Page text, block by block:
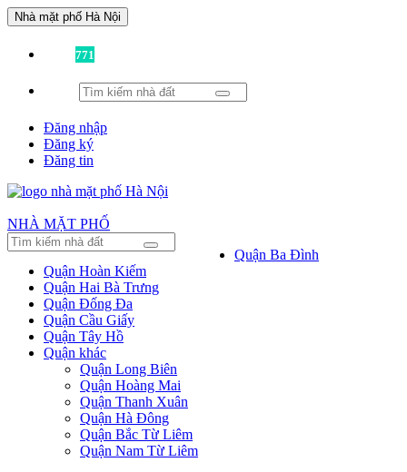
Nhà mặt phố Hà Nội
771
Đăng nhập
Đăng ký
Đăng tin
NHÀ MẶT PHỐ
Quận Ba Đình
Quận Hoàn Kiếm
Quận Hai Bà Trưng
Quận Đống Đa
Quận Cầu Giấy
Quận Tây Hồ
Quận khác
Quận Long Biên
Quận Hoàng Mai
Quận Thanh Xuân
Quận Hà Đông
Quận Bắc Từ Liêm
Quận Nam Từ Liêm